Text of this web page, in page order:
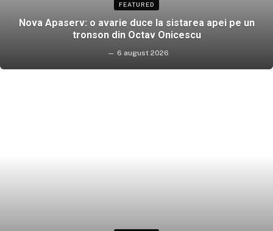
FEATURED
Nova Apaserv: o avarie duce la sistarea apei pe un
tronson din Octav Onicescu
6 august 2026